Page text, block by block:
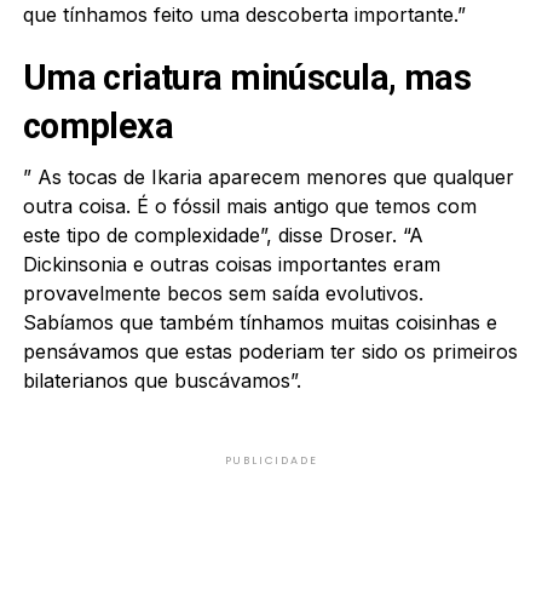
que tínhamos feito uma descoberta importante.”
Uma criatura minúscula, mas
complexa
” As tocas de Ikaria aparecem menores que qualquer
outra coisa. É o fóssil mais antigo que temos com
este tipo de complexidade”, disse Droser. “A
Dickinsonia e outras coisas importantes eram
provavelmente becos sem saída evolutivos.
Sabíamos que também tínhamos muitas coisinhas e
pensávamos que estas poderiam ter sido os primeiros
bilaterianos que buscávamos”.
PUBLICIDADE